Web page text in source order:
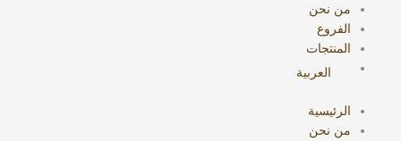
من نحن
الفروع
المنتجات
العربية
الرئيسية
من نحن